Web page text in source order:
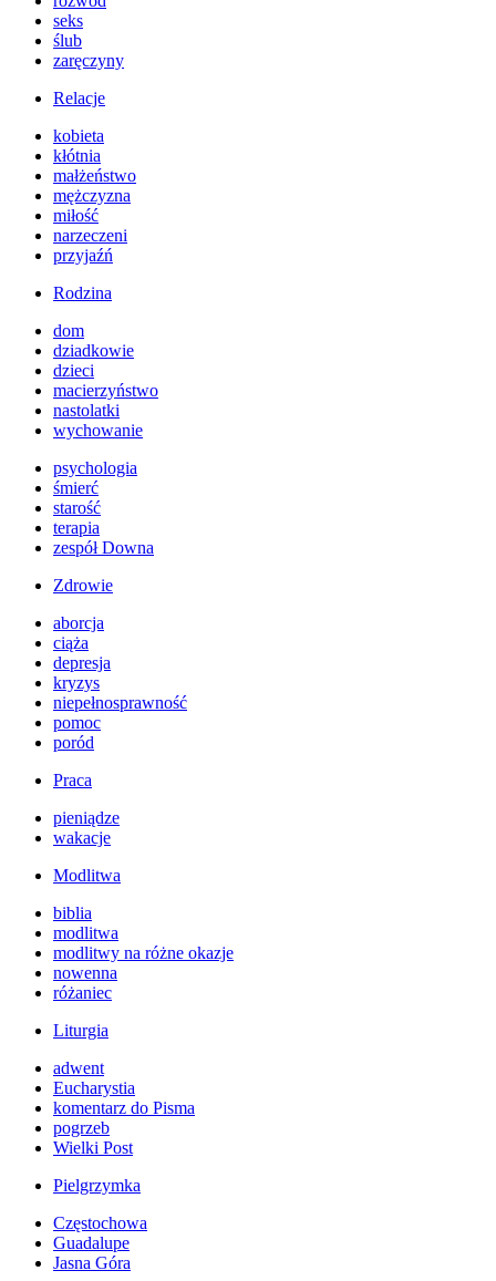
seks
ślub
zaręczyny
Relacje
kobieta
kłótnia
małżeństwo
mężczyzna
miłość
narzeczeni
przyjaźń
Rodzina
dom
dziadkowie
dzieci
macierzyństwo
nastolatki
wychowanie
psychologia
śmierć
starość
terapia
zespół Downa
Zdrowie
aborcja
ciąża
depresja
kryzys
niepełnosprawność
pomoc
poród
Praca
pieniądze
wakacje
Modlitwa
biblia
modlitwa
modlitwy na różne okazje
nowenna
różaniec
Liturgia
adwent
Eucharystia
komentarz do Pisma
pogrzeb
Wielki Post
Pielgrzymka
Częstochowa
Guadalupe
Jasna Góra